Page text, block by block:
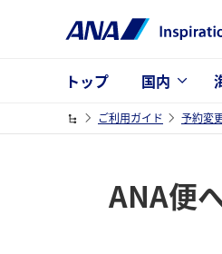
トップ 国内
ご利用ガイド 予約変
ANA便